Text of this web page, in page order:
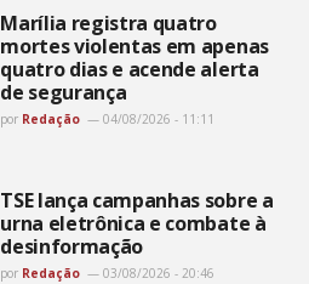
Marília registra quatro
mortes violentas em apenas
quatro dias e acende alerta
de segurança
por Redação 04/08/2026 - 11:11
TSE lança campanhas sobre a
urna eletrônica e combate à
desinformação
por Redação 03/08/2026 - 20:46